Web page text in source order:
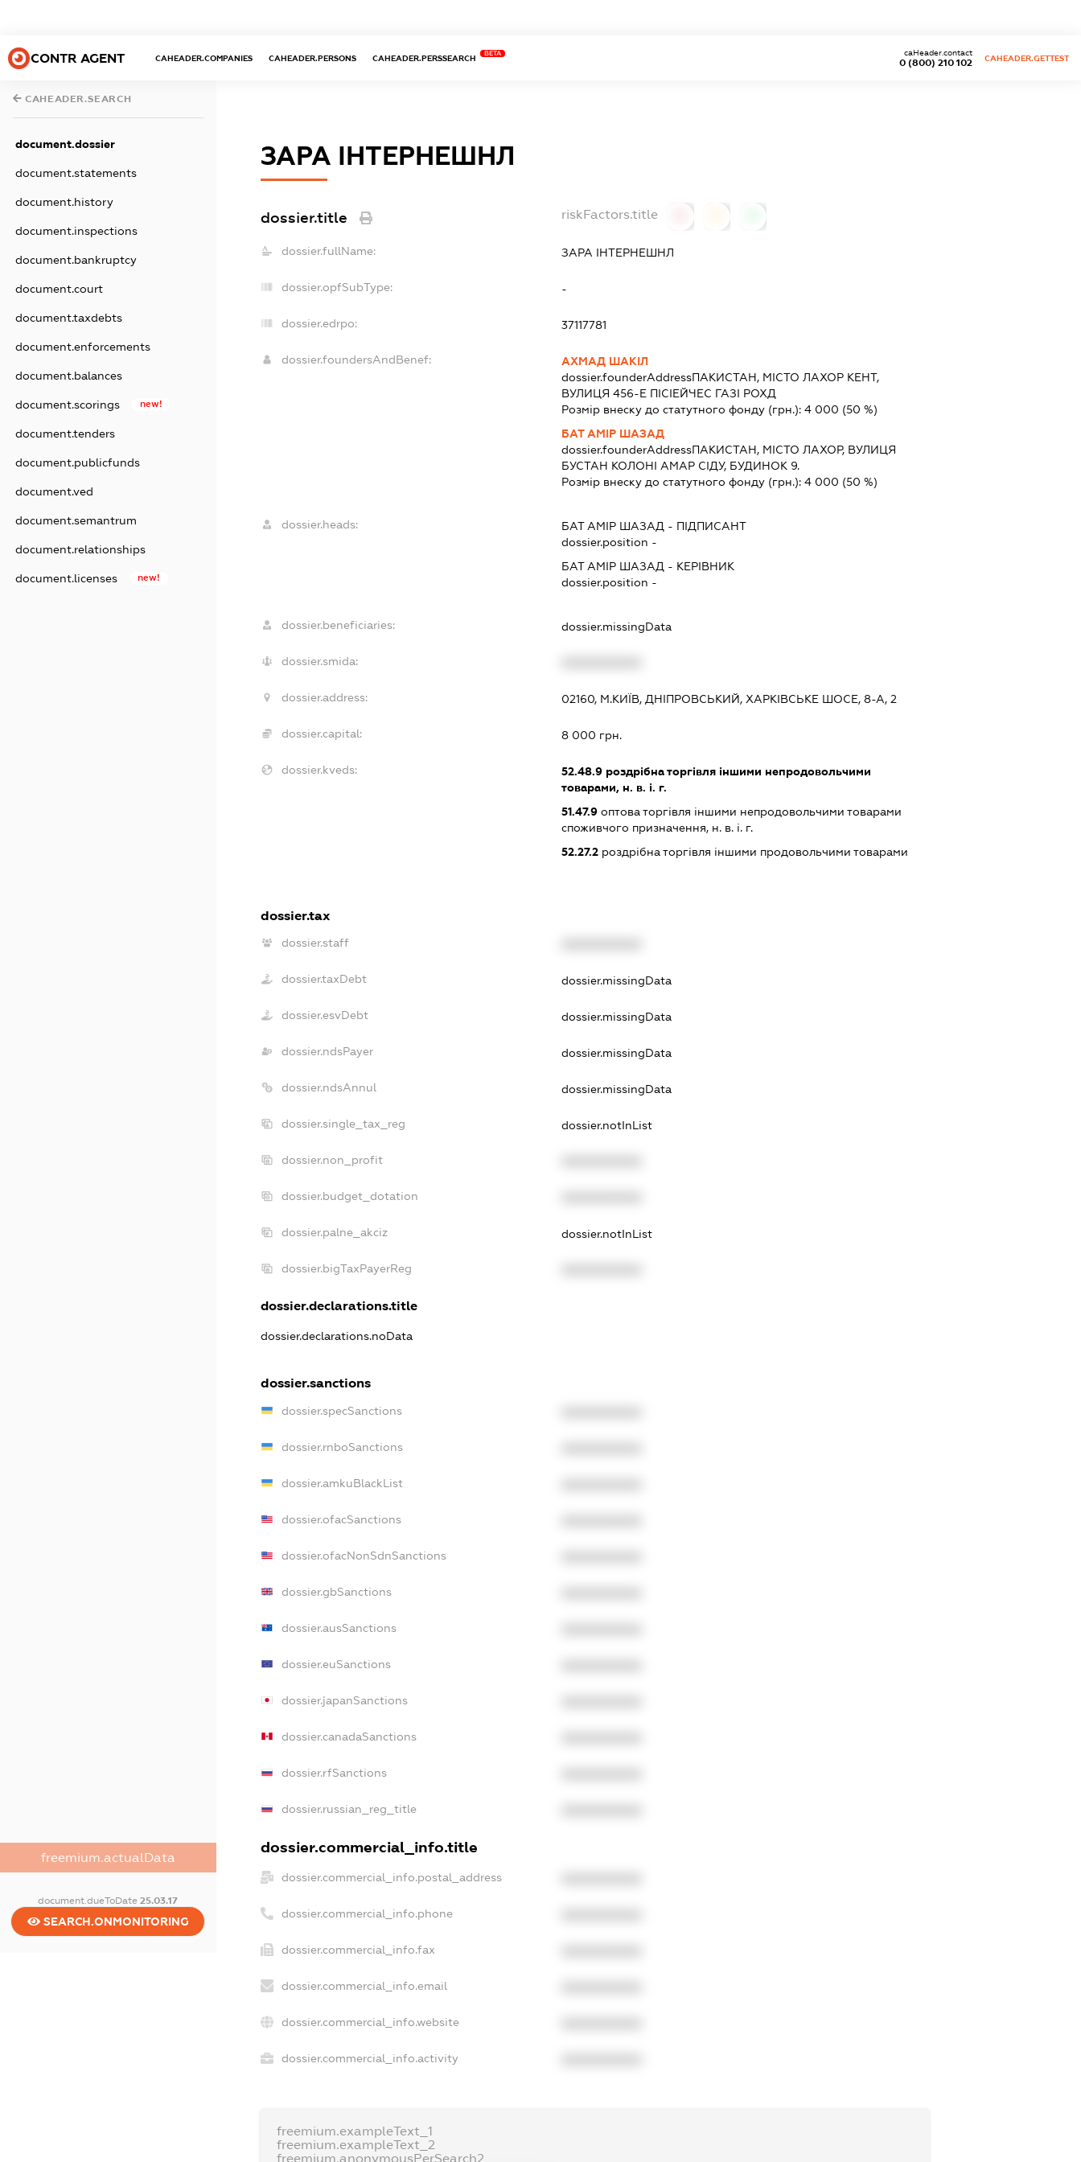
CONTR AGENT CAHEADER.COMPANIES CAHEADER.PERSONS CAHEADER.PERSSEARCH
BETA
0 (800) 210 102
caHeader.contact
CAHEADER.GETTEST
CAHEADER.SEARCH
document.dossier
document.statements
document.history
document.inspections
document.bankruptcy
document.court
document.taxdebts
document.enforcements
document.balances
document.scorings new!
document.tenders
document.publicfunds
document.ved
document.semantrum
document.relationships
document.licenses new!
freemium.actualData
document.dueToDate25.03.17
SEARCH.ONMONITORING
ЗАРА ІНТЕРНЕШНЛ
dossier.title riskFactors.title
dossier.fullName: ЗАРА ІНТЕРНЕШНЛ
dossier.opfSubType: -
dossier.edrpo: 37117781
dossier.foundersAndBenef:
АХМАД ШАКІЛ
dossier.founderAddressПАКИСТАН, МІСТО ЛАХОР КЕНТ,
ВУЛИЦЯ 456-Е ПІСІЕЙЧЕС ГАЗІ РОХД
Розмір внеску до статутного фонду (грн.): 4 000 (50 %)
БАТ АМІР ШАЗАД
dossier.founderAddressПАКИСТАН, МІСТО ЛАХОР, ВУЛИЦЯ
БУСТАН КОЛОНІ АМАР СІДУ, БУДИНОК 9.
Розмір внеску до статутного фонду (грн.): 4 000 (50 %)
dossier.heads: БАТ АМІР ШАЗАД - ПІДПИСАНТ
dossier.position -
БАТ АМІР ШАЗАД - КЕРІВНИК
dossier.position -
dossier.beneficiaries: dossier.missingData
dossier.smida:
dossier.address: 02160, М.КИЇВ, ДНІПРОВСЬКИЙ, ХАРКІВСЬКЕ ШОСЕ, 8-А, 2
dossier.capital: 8 000 грн.
dossier.kveds: 52.48.9роздрібна торгівля іншими непродовольчими
товарами, н. в. і. г.
51.47.9оптова торгівля іншими непродовольчими товарами
споживчого призначення, н. в. і. г.
52.27.2роздрібна торгівля іншими продовольчими товарами
dossier.tax
dossier.staff
dossier.taxDebt dossier.missingData
dossier.esvDebt dossier.missingData
dossier.ndsPayer dossier.missingData
dossier.ndsAnnul dossier.missingData
dossier.single_tax_reg dossier.notInList
dossier.non_profit
dossier.budget_dotation
dossier.palne_akciz dossier.notInList
dossier.bigTaxPayerReg
dossier.declarations.title
dossier.declarations.noData
dossier.sanctions
dossier.specSanctions
dossier.rnboSanctions
dossier.amkuBlackList
dossier.ofacSanctions
dossier.ofacNonSdnSanctions
dossier.gbSanctions
dossier.ausSanctions
dossier.euSanctions
dossier.japanSanctions
dossier.canadaSanctions
dossier.rfSanctions
dossier.russian_reg_title
dossier.commercial_info.title
dossier.commercial_info.postal_address
dossier.commercial_info.phone
dossier.commercial_info.fax
dossier.commercial_info.email
dossier.commercial_info.website
dossier.commercial_info.activity
freemium.exampleText_1
freemium.exampleText_2
freemium.anonymousPerSearch2